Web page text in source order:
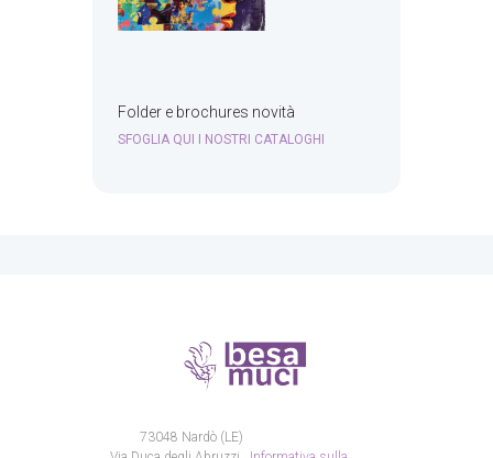
Folder e brochures novità
SFOGLIA QUI I NOSTRI CATALOGHI
73048 Nardò (LE)